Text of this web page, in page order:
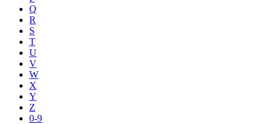
Q
R
S
T
U
V
W
X
Y
Z
0-9